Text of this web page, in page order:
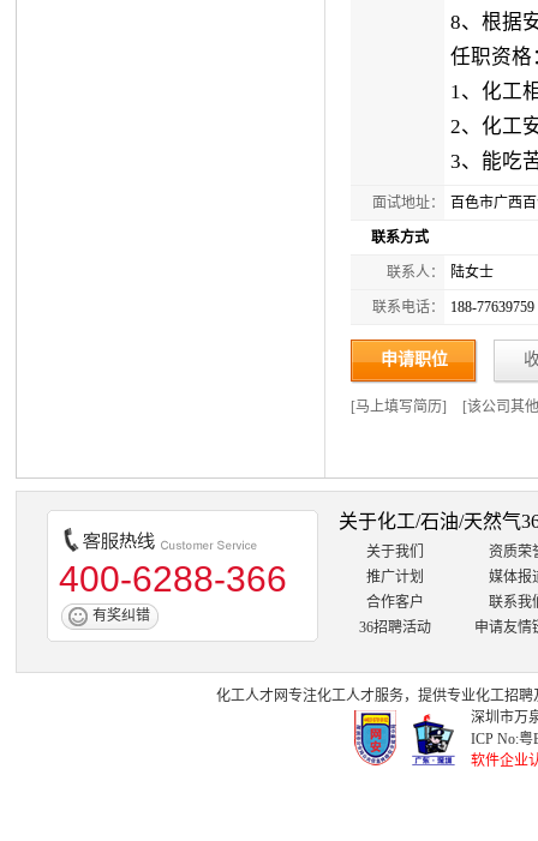
8、根据
任职资格
1、化工
2、化工
3、能吃
面试地址： 百色市广西
联系方式
联系人： 陆女士
联系电话： 188-77639759
申请职位
[马上填写简历] [该公司其
400-6288-366
有奖纠错
关于化工/石油/天然气
关于我们
资质荣
推广计划
媒体报
合作客户
联系我
36招聘活动
申请友情
化工人才网专注化工人才服务，提供专业化工招聘
深圳市万
ICP No:粤
软件企业